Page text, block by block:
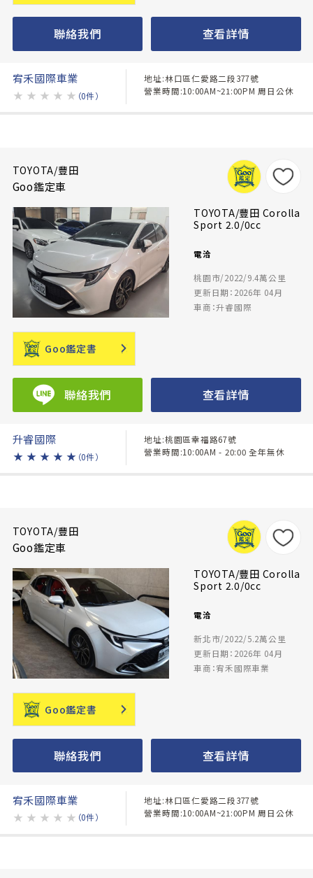
聯絡我們 查看詳情
宥禾國際車業
★ ★ ★ ★ ★ （0件）
地址:林口區仁愛路二段377號
營業時間:10:00AM~21:00PM 周日公休
TOYOTA/豐田
Goo鑑定車
TOYOTA/豐田 Corolla
Sport 2.0/0cc
電洽
桃園市/2022/9.4萬公里
更新日期：2026年 04月
車商：升睿國際
Goo鑑定書
聯絡我們 查看詳情
升睿國際
★ ★ ★ ★ ★ （0件）
地址:桃園區幸福路67號
營業時間:10:00AM - 20:00 全年無休
TOYOTA/豐田
Goo鑑定車
TOYOTA/豐田 Corolla
Sport 2.0/0cc
電洽
新北市/2022/5.2萬公里
更新日期：2026年 04月
車商：宥禾國際車業
Goo鑑定書
聯絡我們 查看詳情
宥禾國際車業
★ ★ ★ ★ ★ （0件）
地址:林口區仁愛路二段377號
營業時間:10:00AM~21:00PM 周日公休